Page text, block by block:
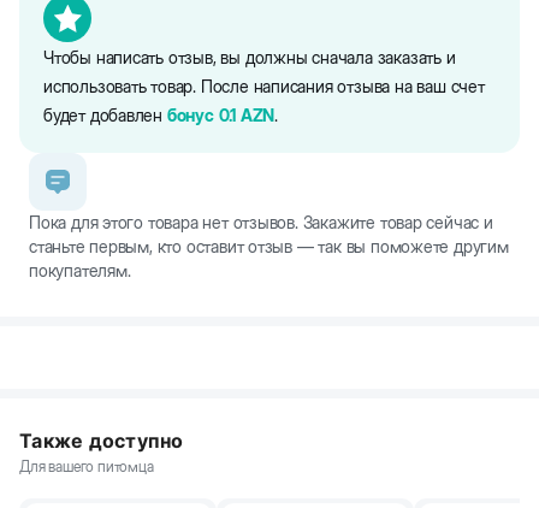
Чтобы написать отзыв, вы должны сначала заказать и
использовать товар. После написания отзыва на ваш счет
будет добавлен бонус 0.1 AZN.
Пока для этого товара нет отзывов. Закажите товар сейчас и
станьте первым, кто оставит отзыв — так вы поможете другим
покупателям.
Также доступно
Для вашего питомца